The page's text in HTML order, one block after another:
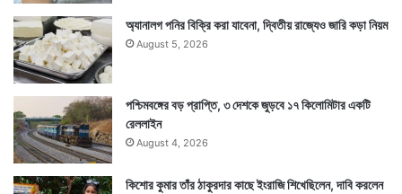
অ্যানালগ পনির বিক্রি করা যাবেনা, দ্বিতীয় রাজ্যেও জারি কড়া নিয়ম
August 5, 2026
পশ্চিমবঙ্গের বড় প্রাপ্তি, ৩ দেশকে জুড়বে ১৭ কিলোমিটার একটি
রেললাইন
August 4, 2026
কিশোর কুমার তাঁর ঠাকুরদার কাছে ইংরাজি শিখেছিলেন, দাবি করলেন